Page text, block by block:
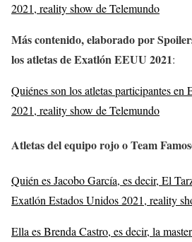
2021, reality show de Telemundo
Más contenido, elaborado por
los atletas de Exatlón EEUU 2021:
Quiénes son los atletas participantes en
2021, reality show de Telemundo
Atletas del equipo rojo o Team
Quién es Jacobo García, es decir, El
Exatlón Estados Unidos 2021, reality
Ella es Brenda Castro, es decir, la